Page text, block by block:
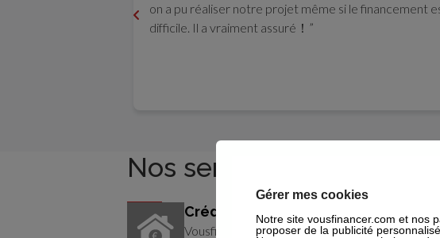
on a pu réaliser notre projet même si le financement
difficile. Il a vraiment assuré！
Nos services en agence
Crédit immobilier
Vousfinancer vous trouve la meilleure
Gérer mes cookies
Notre site vousfinancer.com et nos
proposer de la publicité